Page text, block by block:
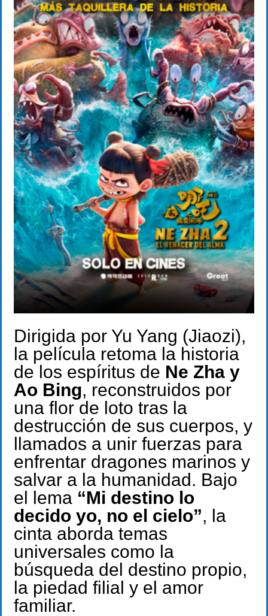
Dirigida por Yu Yang (Jiaozi),
la película retoma la historia
de los espíritus de Ne Zha y
Ao Bing, reconstruidos por
una flor de loto tras la
destrucción de sus cuerpos, y
llamados a unir fuerzas para
enfrentar dragones marinos y
salvar a la humanidad. Bajo
el lema “Mi destino lo
decido yo, no el cielo”, la
cinta aborda temas
universales como la
búsqueda del destino propio,
la piedad filial y el amor
familiar.